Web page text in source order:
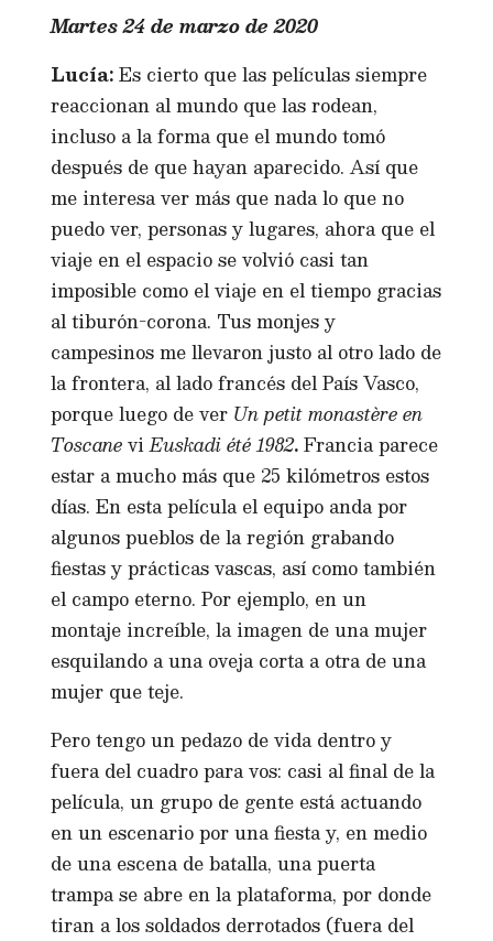
Martes 24 de marzo de 2020
Lucía:Es cierto que las películas siempre
reaccionan al mundo que las rodean,
incluso a la forma que el mundo tomó
después de que hayan aparecido. Así que
me interesa ver más que nada lo que no
puedo ver, personas y lugares, ahora que el
viaje en el espacio se volvió casi tan
imposible como el viaje en el tiempo gracias
al tiburón-corona. Tus monjes y
campesinos me llevaron justo al otro lado de
la frontera, al lado francés del País Vasco,
porque luego de ver Un petit monastère en
Toscane viEuskadi été 1982.Francia parece
estar a mucho más que 25 kilómetros estos
días. En esta película el equipo anda por
algunos pueblos de la región grabando
fiestas y prácticas vascas, así como también
el campo eterno. Por ejemplo, en un
montaje increíble, la imagen de una mujer
esquilando a una oveja corta a otra de una
mujer que teje.
Pero tengo un pedazo de vida dentro y
fuera del cuadro para vos: casi al final de la
película, un grupo de gente está actuando
en un escenario por una fiesta y, en medio
de una escena de batalla, una puerta
trampa se abre en la plataforma, por donde
tiran a los soldados derrotados (fuera del